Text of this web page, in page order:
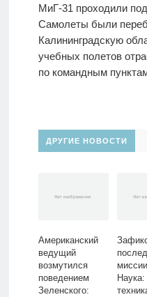
МиГ-31 проходили
Самолеты были
Калининградскую
учебных полетов
по командным
ДРУГИЕ НОВОСТИ
Американский
ведущий
возмутился
поведением
Зеленского: